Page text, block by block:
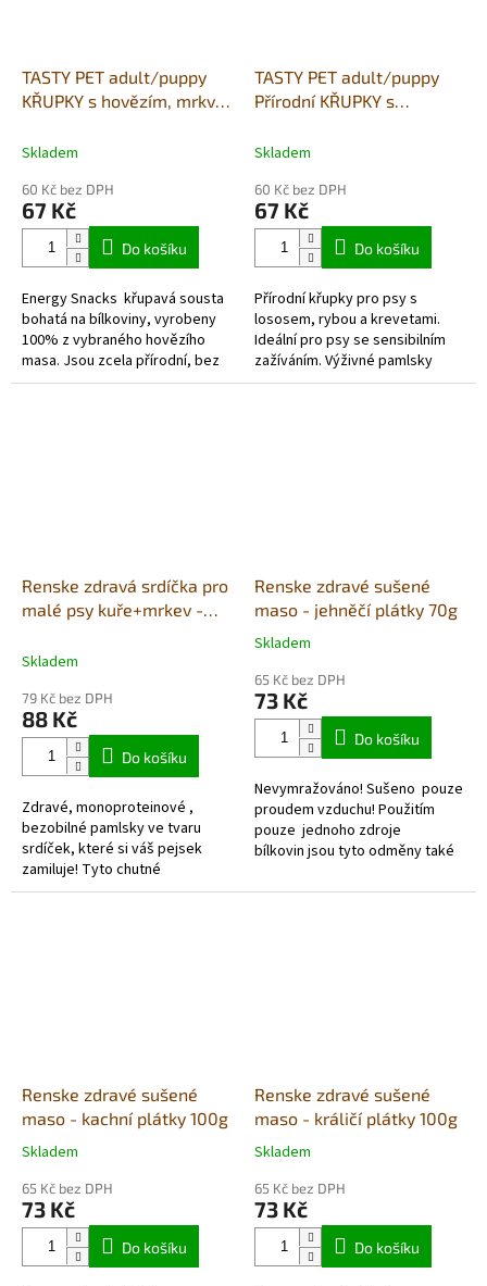
TASTY PET adult/puppy
KŘUPKY s hovězím, mrkví,
ENERGY PLUS
Skladem
60 Kč bez DPH
67 Kč
Do košíku
Energy Snacks křupavá sousta
bohatá na bílkoviny, vyrobeny
100% z vybraného hovězího
masa. Jsou zcela přírodní, bez
obilovin a lepku.
TASTY PET adult/puppy
Přírodní KŘUPKY s
- GASTROINTESTINAL
Skladem
60 Kč bez DPH
67 Kč
Do košíku
Přírodní křupky pro psy s
lososem, rybou a krevetami.
Ideální pro psy se sensibilním
zažíváním. Výživné pamlsky
vhodné pro všechny typy psů,
Renske zdravá srdíčka pro
malé psy kuře+mrkev -
Skladem
79 Kč bez DPH
88 Kč
Do košíku
Zdravé, monoproteinové ,
bezobilné pamlsky ve tvaru
srdíček, které si váš pejsek
zamiluje! Tyto chutné
pochoutky obsahují 86 %
Renske zdravé sušené
maso - jehněčí plátky 70g
Průměrné
produktu
je
hvězdiček.
Skladem
65 Kč bez DPH
73 Kč
Do košíku
Nevymražováno! Sušeno pouze
proudem vzduchu! Použitím
pouze jednoho zdroje
bílkovin jsou tyto odměny také
nebo pro...
Renske zdravé sušené
maso - kachní plátky 100g
Průměrné
produktu
je
Skladem
65 Kč bez DPH
73 Kč
Do košíku
Renske zdravé sušené
maso - králičí plátky 100g
Průměrné
produktu
je
Skladem
65 Kč bez DPH
73 Kč
Do košíku